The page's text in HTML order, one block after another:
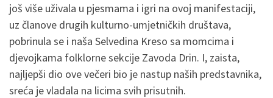
još više uživala u pjesmama i igri na ovoj manifestaciji,
uz članove drugih kulturno-umjetničkih društava,
pobrinula se i naša Selvedina Kreso sa momcima i
djevojkama folklorne sekcije Zavoda Drin. I, zaista,
najljepši dio ove večeri bio je nastup naših predstavnika,
sreća je vladala na licima svih prisutnih.